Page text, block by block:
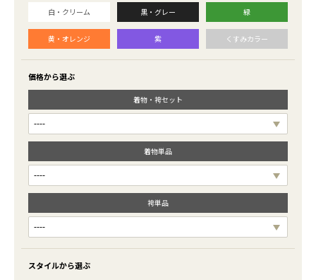
白・クリーム 黒・グレー 緑
黄・オレンジ 紫 くすみカラー
価格から選ぶ
着物・袴セット
着物単品
袴単品
スタイルから選ぶ